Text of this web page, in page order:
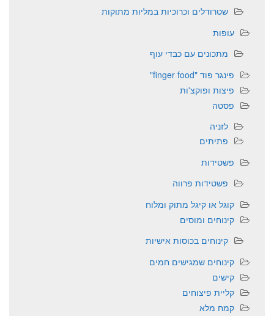
שטרודלים וכרוכיות במליות מתוקות
עופות
מתכונים עם כבדי עוף
פינגר פוד "finger food"
פיצות ופוקצ'ות
פסטה
לזניה
פתיתים
פשטידות
פשטידות פרווה
קוגל או קיגל מתוק ומלוח
קינוחים ומוסים
קינוחים בכוסות אישיות
קינוחים שמגישים חמים
קישים
קליית פיצוחים
קמח מלא